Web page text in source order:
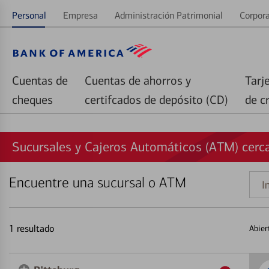
Personal Empresa Administración Patrimonial
Cuentas de
cheques
Cuentas de ahorros y
certifcados de depósito (CD)
de
Sucursales y Cajeros Automáticos (ATM)
Encuentre una sucursal o ATM
una
1 resultado